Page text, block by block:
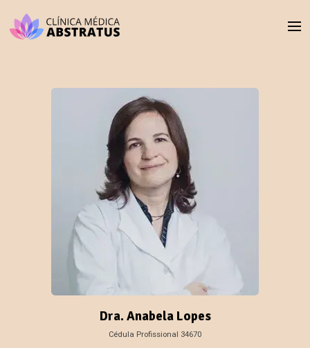
Dra. Anabela Lopes
Cédula Profissional 34670